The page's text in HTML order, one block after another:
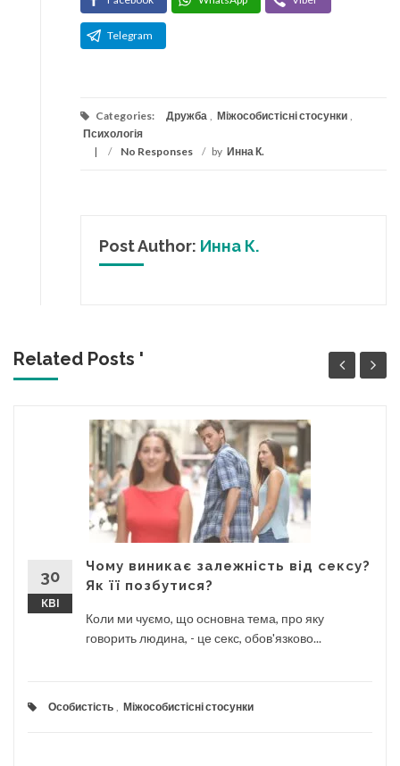
Telegram
Categories: Дружба Міжособистісні стосунки
Психологія
/
No Responses / by Инна К.
Post Author: Инна К.
Related Posts '
30
КВІ
Чому виникає залежність від сексу?
Як її позбутися?
Коли ми чуємо, що основна тема, про яку
говорить людина, - це секс, обов'язково...
Особистість Міжособистісні стосунки